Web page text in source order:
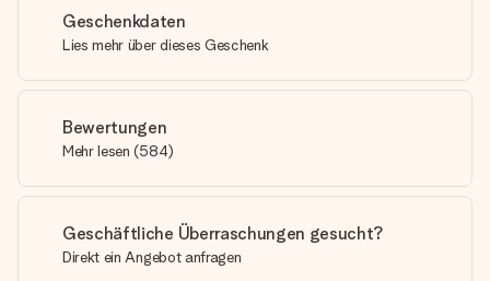
Geschenkdaten
Lies mehr über dieses Geschenk
Bewertungen
Mehr lesen (584)
Geschäftliche Überraschungen gesucht?
Direkt ein Angebot anfragen